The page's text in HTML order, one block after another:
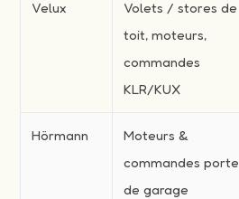
Velux
Volets / stores de
toit, moteurs,
commandes
KLR/KUX
Hörmann
Moteurs &
commandes porte
de garage